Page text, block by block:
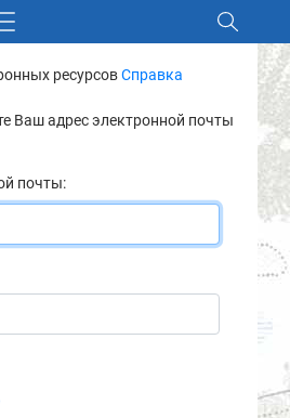
ресурсовСправка
Ваш адрес электронной почты
почты: